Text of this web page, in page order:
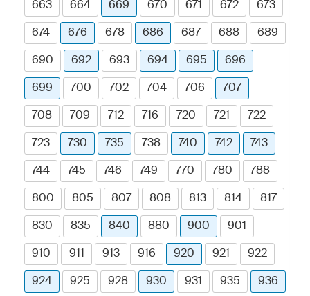
663 664 669 670 671 672 673
674 676 678 686 687 688 689
690 692 693 694 695 696
699 700 702 704 706 707
708 709 712 716 720 721 722
723 730 735 738 740 742 743
744 745 746 749 770 780 788
800 805 807 808 813 814 817
830 835 840 880 900 901
910 911 913 916 920 921 922
924 925 928 930 931 935 936